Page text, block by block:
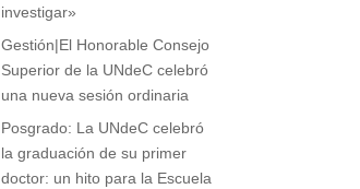
investigar»
Gestión|El Honorable Consejo
Superior de la UNdeC celebró
una nueva sesión ordinaria
Posgrado: La UNdeC celebró
la graduación de su primer
doctor: un hito para la Escuela